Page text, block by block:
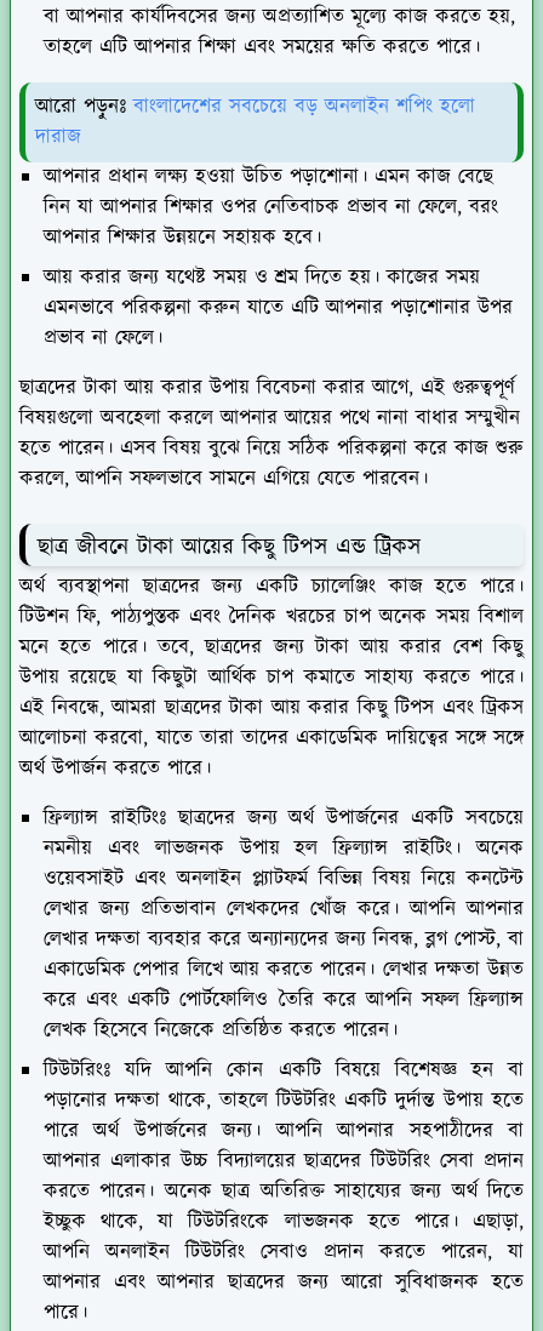
বা আপনার কার্যদিবসের জন্য অপ্রত্যাশিত মূল্যে কাজ করতে হয়,
তাহলে এটি আপনার শিক্ষা এবং সময়ের ক্ষতি করতে পারে।
আরো পড়ুনঃবাংলাদেশের সবচেয়ে বড় অনলাইন শপিং হলো
দারাজ
আপনার প্রধান লক্ষ্য হওয়া উচিত পড়াশোনা। এমন কাজ বেছে
নিন যা আপনার শিক্ষার ওপর নেতিবাচক প্রভাব না ফেলে, বরং
আপনার শিক্ষার উন্নয়নে সহায়ক হবে।
আয় করার জন্য যথেষ্ট সময় ও শ্রম দিতে হয়। কাজের সময়
এমনভাবে পরিকল্পনা করুন যাতে এটি আপনার পড়াশোনার উপর
প্রভাব না ফেলে।
ছাত্রদের টাকা আয় করার উপায় বিবেচনা করার আগে, এই গুরুত্বপূর্ণ
বিষয়গুলো অবহেলা করলে আপনার আয়ের পথে নানা বাধার সম্মুখীন
হতে পারেন। এসব বিষয় বুঝে নিয়ে সঠিক পরিকল্পনা করে কাজ শুরু
করলে, আপনি সফলভাবে সামনে এগিয়ে যেতে পারবেন।
ছাত্র জীবনে টাকা আয়ের কিছু টিপস এন্ড ট্রিকস
অর্থ ব্যবস্থাপনা ছাত্রদের জন্য একটি চ্যালেঞ্জিং কাজ হতে পারে।
টিউশন ফি, পাঠ্যপুস্তক এবং দৈনিক খরচের চাপ অনেক সময় বিশাল
মনে হতে পারে। তবে, ছাত্রদের জন্য টাকা আয় করার বেশ কিছু
উপায় রয়েছে যা কিছুটা আর্থিক চাপ কমাতে সাহায্য করতে পারে।
এই নিবন্ধে, আমরা ছাত্রদের টাকা আয় করার কিছু টিপস এবং ট্রিকস
আলোচনা করবো, যাতে তারা তাদের একাডেমিক দায়িত্বের সঙ্গে সঙ্গে
অর্থ উপার্জন করতে পারে।
ফ্রিল্যান্স রাইটিংঃছাত্রদের জন্য অর্থ উপার্জনের একটি সবচেয়ে
নমনীয় এবং লাভজনক উপায় হল ফ্রিল্যান্স রাইটিং। অনেক
ওয়েবসাইট এবং অনলাইন প্ল্যাটফর্ম বিভিন্ন বিষয় নিয়ে কনটেন্ট
লেখার জন্য প্রতিভাবান লেখকদের খোঁজ করে। আপনি আপনার
লেখার দক্ষতা ব্যবহার করে অন্যান্যদের জন্য নিবন্ধ, ব্লগ পোস্ট, বা
একাডেমিক পেপার লিখে আয় করতে পারেন। লেখার দক্ষতা উন্নত
করে এবং একটি পোর্টফোলিও তৈরি করে আপনি সফল ফ্রিল্যান্স
লেখক হিসেবে নিজেকে প্রতিষ্ঠিত করতে পারেন।
টিউটরিংঃযদি আপনি কোন একটি বিষয়ে বিশেষজ্ঞ হন বা
পড়ানোর দক্ষতা থাকে, তাহলে টিউটরিং একটি দুর্দান্ত উপায় হতে
পারে অর্থ উপার্জনের জন্য। আপনি আপনার সহপাঠীদের বা
আপনার এলাকার উচ্চ বিদ্যালয়ের ছাত্রদের টিউটরিং সেবা প্রদান
করতে পারেন। অনেক ছাত্র অতিরিক্ত সাহায্যের জন্য অর্থ দিতে
ইচ্ছুক থাকে, যা টিউটরিংকে লাভজনক হতে পারে। এছাড়া,
আপনি অনলাইন টিউটরিং সেবাও প্রদান করতে পারেন, যা
আপনার এবং আপনার ছাত্রদের জন্য আরো সুবিধাজনক হতে
পারে।